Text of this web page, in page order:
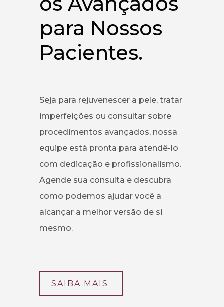
para Nossos
Pacientes.
Seja para rejuvenescer a pele, tratar
imperfeições ou consultar sobre
procedimentos avançados, nossa
equipe está pronta para atendê-lo
com dedicação e profissionalismo.
Agende sua consulta e descubra
como podemos ajudar você a
alcançar a melhor versão de si
mesmo.
SAIBA MAIS